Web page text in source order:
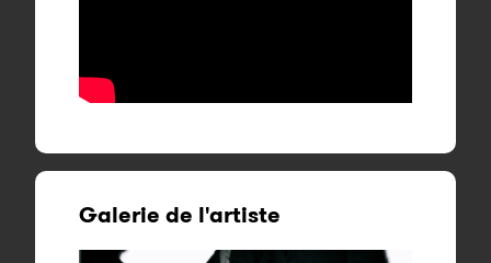
Galerie de l'artiste